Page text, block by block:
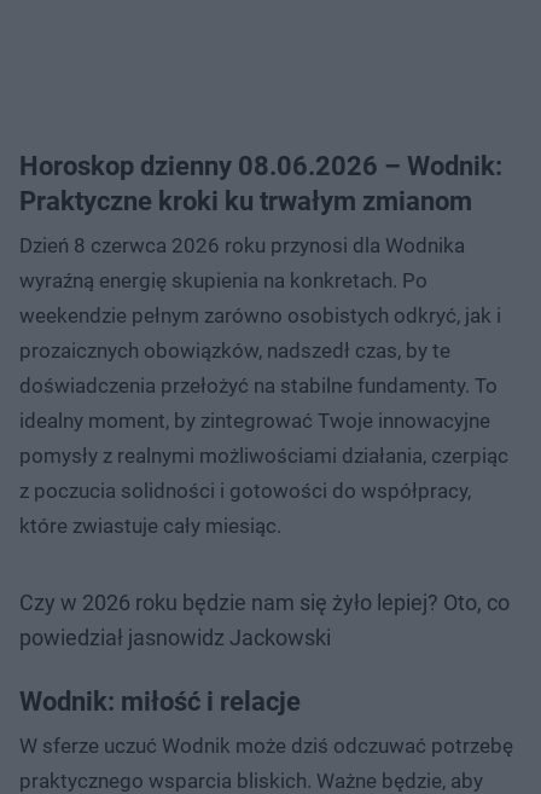
Horoskop dzienny 08.06.2026 – Wodnik:
Praktyczne kroki ku trwałym zmianom
Dzień 8 czerwca 2026 roku przynosi dla Wodnika
wyraźną energię skupienia na konkretach. Po
weekendzie pełnym zarówno osobistych odkryć, jak i
prozaicznych obowiązków, nadszedł czas, by te
doświadczenia przełożyć na stabilne fundamenty. To
idealny moment, by zintegrować Twoje innowacyjne
pomysły z realnymi możliwościami działania, czerpiąc
z poczucia solidności i gotowości do współpracy,
które zwiastuje cały miesiąc.
Czy w 2026 roku będzie nam się żyło lepiej? Oto, co
powiedział jasnowidz Jackowski
Wodnik: miłość i relacje
W sferze uczuć Wodnik może dziś odczuwać potrzebę
praktycznego wsparcia bliskich. Ważne będzie, aby